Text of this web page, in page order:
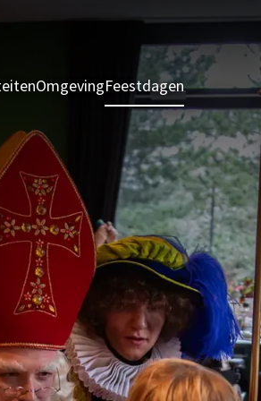
OmgevingFeestdagenKamers &